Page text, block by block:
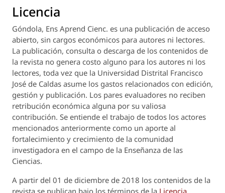
Licencia
Góndola, Ens Aprend Cienc. es una publicación de acceso
abierto, sin cargos económicos para autores ni lectores.
La publicación, consulta o descarga de los contenidos de
la revista no genera costo alguno para los autores ni los
lectores, toda vez que la Universidad Distrital Francisco
José de Caldas asume los gastos relacionados con edición,
gestión y publicación. Los pares evaluadores no reciben
retribución económica alguna por su valiosa
contribución. Se entiende el trabajo de todos los actores
mencionados anteriormente como un aporte al
fortalecimiento y crecimiento de la comunidad
investigadora en el campo de la Enseñanza de las
Ciencias.
A partir del 01 de diciembre de 2018 los contenidos de la
revista se publican bajo los términos de la Licencia